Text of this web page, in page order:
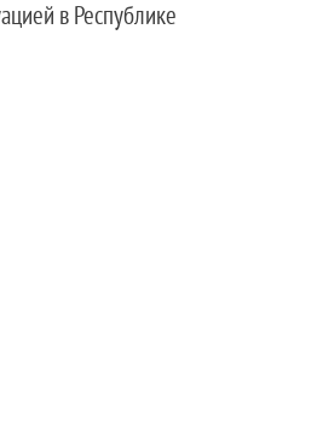
в Республике